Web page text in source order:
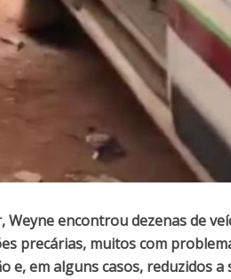
Weyne encontrou dezenas de
precárias, muitos com
e, em alguns casos, reduzidos